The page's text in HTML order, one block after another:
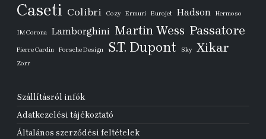
Caseti Colibri Cozy Ermuri Eurojet Hadson Hermoso
IM Corona Lamborghini Martin Wess Passatore
Pierre Cardin Porsche Design S.T. Dupont Sky Xikar
Zorr
Szállításról infók
Adatkezelési tájékoztató
Általános szerződési feltételek